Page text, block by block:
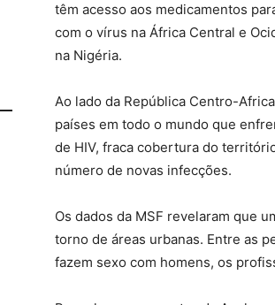
têm acesso aos medicamentos
com o vírus na África Central e
na Nigéria.
Ao lado da República Centro-
países em todo o mundo que
de HIV, fraca cobertura do
número de novas infecções.
Os dados da MSF revelaram que
torno de áreas urbanas. Entre as
fazem sexo com homens, os